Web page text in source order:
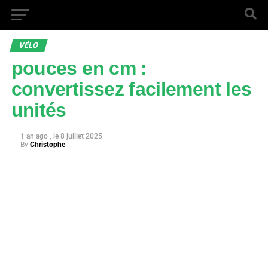
VÉLO
pouces en cm :
convertissez facilement les
unités
1 an ago
8 juillet 2025
By Christophe